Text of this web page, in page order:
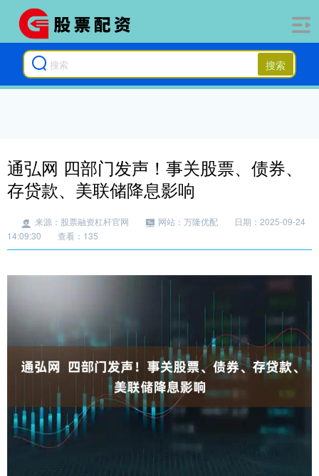
搜索
通弘网 四部门发声！事关股票、债券、
存贷款、美联储降息影响
来源：股票融资杠杆官网 网站：万隆优配
日期：2025-09-24
14:09:30
查看：135